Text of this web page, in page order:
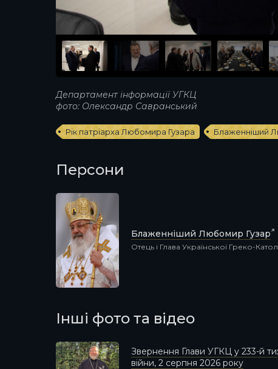
Департамент інформації УГКЦ
фото: Олександр Савранський
Рік патріарха Любомира Гузара Блаженніший
Персони
Блаженніший Любомир Гузар
Отець і Глава Української Греко-
Інші фото та відео
Звернення Глави УГКЦ у 233-й
війни, 2 серпня 2026 року